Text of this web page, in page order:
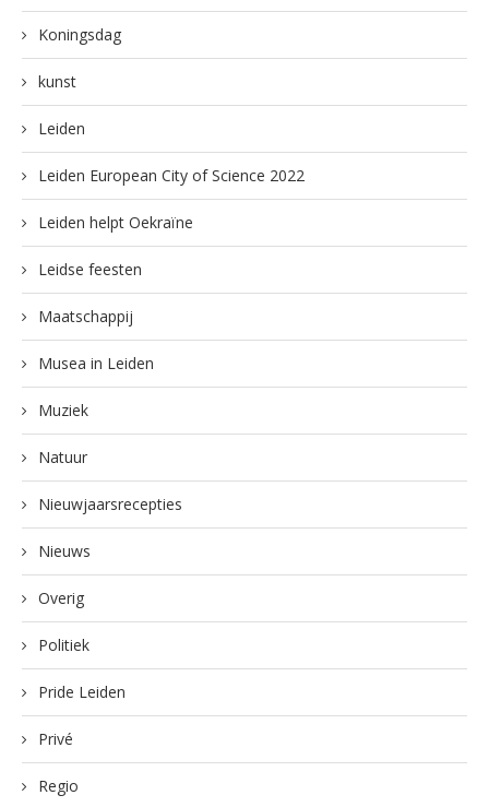
Koningsdag
kunst
Leiden
Leiden European City of Science 2022
Leiden helpt Oekraïne
Leidse feesten
Maatschappij
Musea in Leiden
Muziek
Natuur
Nieuwjaarsrecepties
Nieuws
Overig
Politiek
Pride Leiden
Privé
Regio